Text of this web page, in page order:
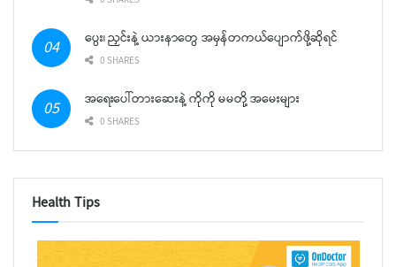
ပွေး၊ ညှင်းနဲ့ ယားနာတွေ အမှန်တကယ်ပျောက်ဖို့ဆိုရင်
0 SHARES
အရေးပေါ်တားဆေးနဲ့ ကိုကို မမတို့ အမေးများ
0 SHARES
Health Tips